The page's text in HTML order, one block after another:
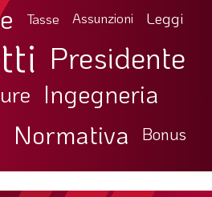
Tasse Assunzioni Leggi
Presidente
Ingegneria
Normativa Bonus